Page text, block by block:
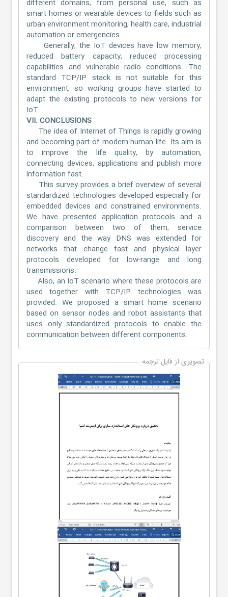
different domains, from personal use, such as
smart homes or wearable devices to fields such as
urban environment monitoring, health care, industrial
automation or emergencies.
Generally, the IoT devices have low memory,
reduced battery capacity, reduced processing
capabilities and vulnerable radio conditions. The
standard TCP/IP stack is not suitable for this
environment, so working groups have started to
adapt the existing protocols to new versions for
IoT.
VII. CONCLUSIONS
The idea of Internet of Things is rapidly growing
and becoming part of modern human life. Its aim is
to improve the life quality, by automation,
connecting devices, applications and publish more
information fast.
This survey provides a brief overview of several
standardized technologies developed especially for
embedded devices and constrained environments.
We have presented application protocols and a
comparison between two of them, service
discovery and the way DNS was extended for
networks that change fast and physical layer
protocols developed for low-range and long
transmissions.
Also, an IoT scenario where these protocols are
used together with TCP/IP technologies was
provided. We proposed a smart home scenario
based on sensor nodes and robot assistants that
uses only standardized protocols to enable the
communication between different components.
تصویری از فایل ترجمه